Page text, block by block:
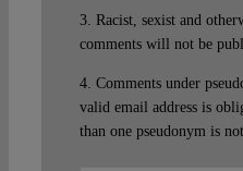
3. Racist, sexist and
comments will not be
4. Comments under
valid email address is
than one pseudonym is